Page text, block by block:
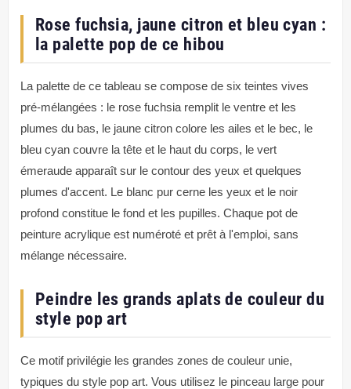
Rose fuchsia, jaune citron et bleu cyan :
la palette pop de ce hibou
La palette de ce tableau se compose de six teintes vives
pré-mélangées : le rose fuchsia remplit le ventre et les
plumes du bas, le jaune citron colore les ailes et le bec, le
bleu cyan couvre la tête et le haut du corps, le vert
émeraude apparaît sur le contour des yeux et quelques
plumes d'accent. Le blanc pur cerne les yeux et le noir
profond constitue le fond et les pupilles. Chaque pot de
peinture acrylique est numéroté et prêt à l'emploi, sans
mélange nécessaire.
Peindre les grands aplats de couleur du
style pop art
Ce motif privilégie les grandes zones de couleur unie,
typiques du style pop art. Vous utilisez le pinceau large pour